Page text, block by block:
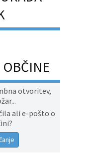
otvoritev,
ali e-pošto o